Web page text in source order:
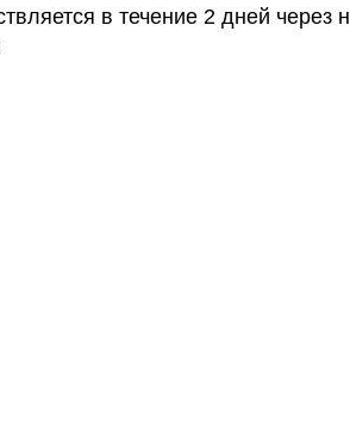
в течение 2 дней